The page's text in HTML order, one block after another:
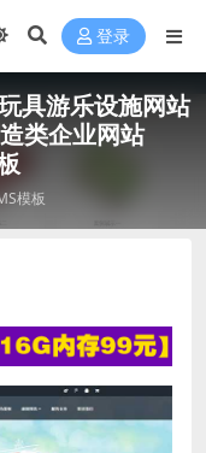
登录
具游乐设施网站
类企业网站
模板